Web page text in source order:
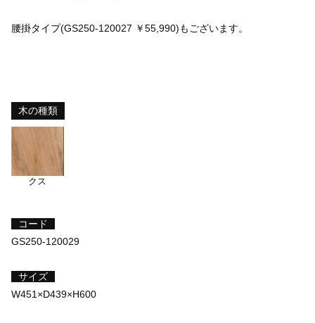
腰掛タイプ(GS250-120027 ￥55,990)もございます。
木の種類
クス
コード
GS250-120029
サイズ
W451×D439×H600